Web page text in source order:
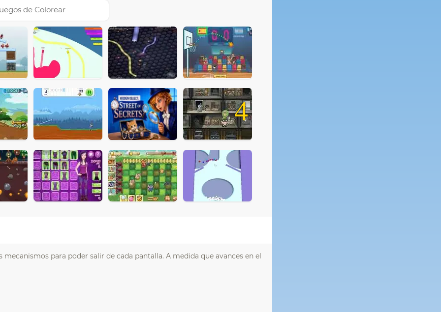
de Colorear
4
para poder salir de cada pantalla. A medida que avances en el